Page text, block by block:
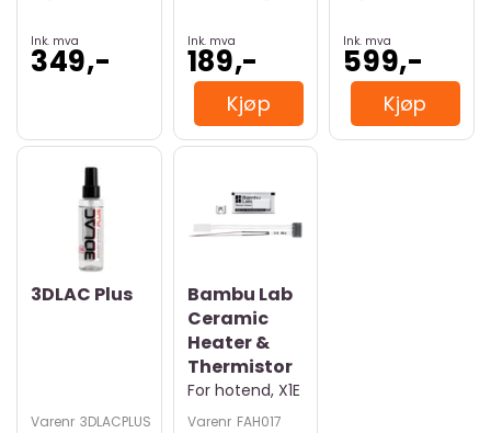
Ink. mva
349,-
Ink. mva
189,-
Kjøp
Ink. mva
599,-
Kjøp
3DLAC Plus
Varenr 3DLACPLUS
Bambu Lab
Ceramic
Heater &
Thermistor
For hotend, X1E
Varenr FAH017